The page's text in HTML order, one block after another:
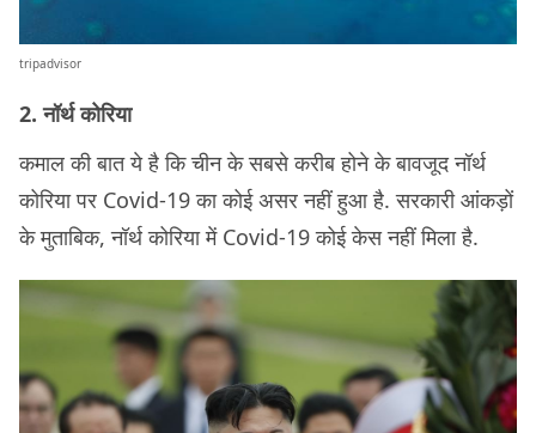
tripadvisor
2. नॉर्थ कोरिया
कमाल की बात ये है कि चीन के सबसे करीब होने के बावजूद नॉर्थ
कोरिया पर Covid-19 का कोई असर नहीं हुआ है. सरकारी आंकड़ों
के मुताबिक, नॉर्थ कोरिया में Covid-19 कोई केस नहीं मिला है.